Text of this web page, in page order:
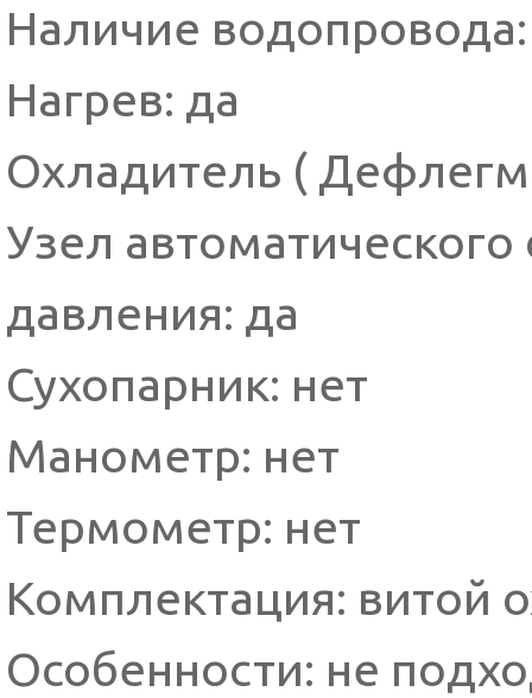
Наличие
Нагрев: да
Охладитель (
Узел
давления: да
Сухопарник: нет
Манометр: нет
Термометр: нет
Комплектация: витой
Особенности: не